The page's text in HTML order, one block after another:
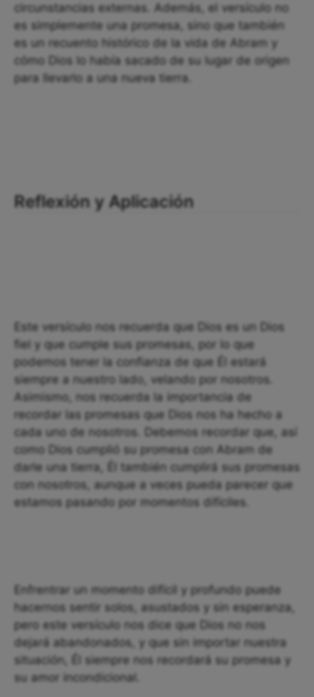
circunstancias externas. Además, el versículo no
es simplemente una promesa, sino que también
es un recuento histórico de la vida de Abram y
cómo Dios lo había sacado de su lugar de origen
para llevarlo a una nueva tierra.
Reflexión y Aplicación
Este versículo nos recuerda que Dios es un Dios
fiel y que cumple sus promesas, por lo que
podemos tener la confianza de que Él estará
siempre a nuestro lado, velando por nosotros.
Asimismo, nos recuerda la importancia de
recordar las promesas que Dios nos ha hecho a
cada uno de nosotros. Debemos recordar que, así
como Dios cumplió su promesa con Abram de
darle una tierra, Él también cumplirá sus promesas
con nosotros, aunque a veces pueda parecer que
estamos pasando por momentos difíciles.
Enfrentrar un momento difícil y profundo puede
hacernos sentir solos, asustados y sin esperanza,
pero este versículo nos dice que Dios no nos
dejará abandonados, y que sin importar nuestra
situación, Él siempre nos recordará su promesa y
su amor incondicional.